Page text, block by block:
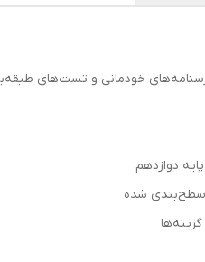
خودمانی و تست‌های
سطح‌بندی شده